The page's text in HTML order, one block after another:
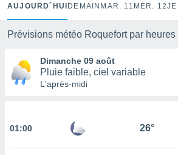
en
les
AUJOURD´HUI DEMAIN MAR. 11 MER. 12
Prévisions météo Roquefort par heures
Dimanche 09 août
Pluie faible, ciel variable
L'après-midi
01:00 26°